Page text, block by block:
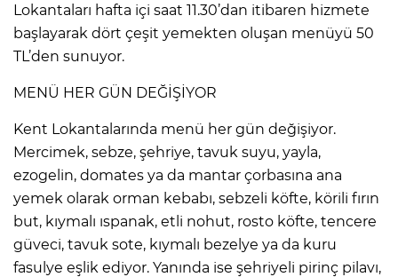
Lokantaları hafta içi saat 11.30’dan itibaren hizmete
başlayarak dört çeşit yemekten oluşan menüyü 50
TL’den sunuyor.
MENÜ HER GÜN DEĞİŞİYOR
Kent Lokantalarında menü her gün değişiyor.
Mercimek, sebze, şehriye, tavuk suyu, yayla,
ezogelin, domates ya da mantar çorbasına ana
yemek olarak orman kebabı, sebzeli köfte, körili fırın
but, kıymalı ıspanak, etli nohut, rosto köfte, tencere
güveci, tavuk sote, kıymalı bezelye ya da kuru
fasulye eşlik ediyor. Yanında ise şehriyeli pirinç pilavı,